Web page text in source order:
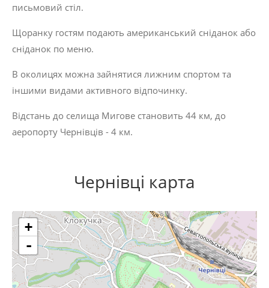
письмовий стіл.
Щоранку гостям подають американський сніданок або
сніданок по меню.
В околицях можна зайнятися лижним спортом та
іншими видами активного відпочинку.
Відстань до селища Мигове становить 44 км, до
аеропорту Чернівців - 4 км.
Чернівці карта
+
-